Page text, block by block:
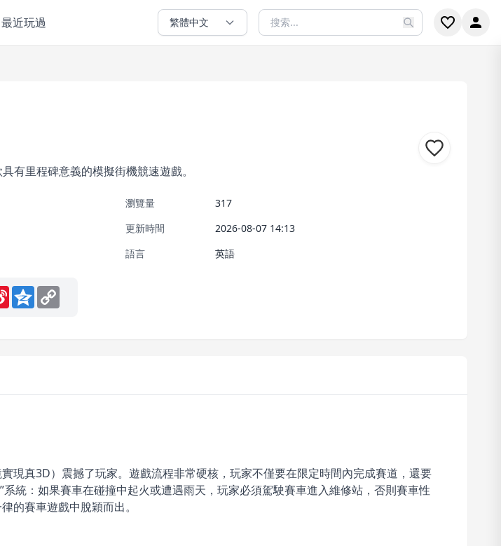
最近玩過 繁體中文
有里程碑意義的模擬街機競速遊戲。
瀏覽量
317
更新時間
2026-08-07 14:13
語言 英語
Sina
Weibo
Qzone
現真3D）震撼了玩家。遊戲流程非常硬核，玩家不僅要在限定時間內完成賽道，還要
統：如果賽車在碰撞中起火或遭遇雨天，玩家必須駕駛賽車進入維修站，否則賽車性
的賽車遊戲中脫穎而出。